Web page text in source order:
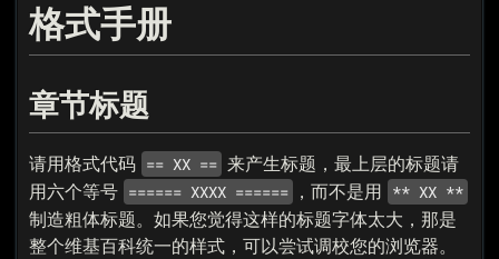
格式手册
章节标题
请用格式代码 == XX == 来产生标题，最上层的标题请
用六个等号 ====== XXXX ====== ，而不是用 ** XX **
制造粗体标题。如果您觉得这样的标题字体太大，那是
整个维基百科统一的样式，可以尝试调校您的浏览器。